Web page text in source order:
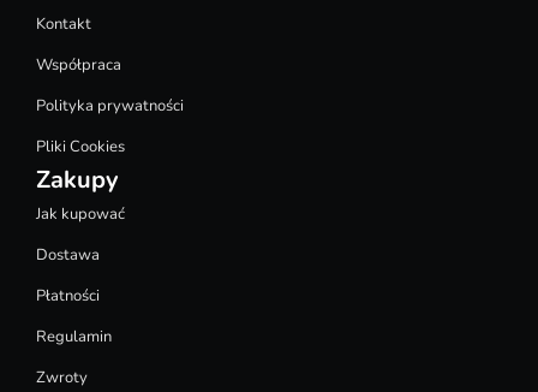
Kontakt
Współpraca
Polityka prywatności
Pliki Cookies
Zakupy
Jak kupować
Dostawa
Płatności
Regulamin
Zwroty